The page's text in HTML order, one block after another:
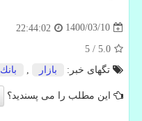
1400/03/10
22:44:02
5.0
/
5
تگهای خبر:
بازار بانك
این مطلب را می پسندید؟